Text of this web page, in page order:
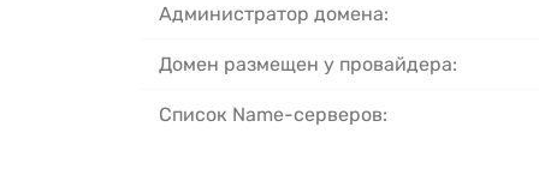
Администратор домена:
Домен размещен у провайдера:
Список Name-серверов: